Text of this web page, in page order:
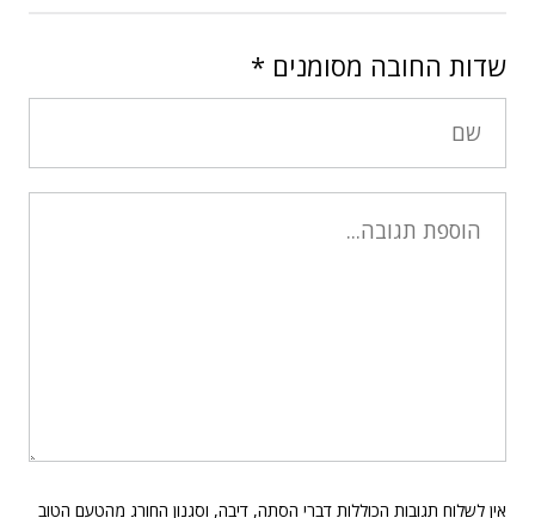
שדות החובה מסומנים *
אין לשלוח תגובות הכוללות דברי הסתה, דיבה, וסגנון החורג מהטעם הטוב